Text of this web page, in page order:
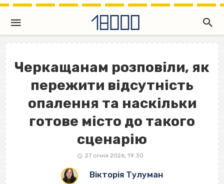
Черкащанам розповіли, як
пережити відсутність
опалення та наскільки
готове місто до такого
сценарію
27 січня 2026, 19:30
Вікторія Тулуман